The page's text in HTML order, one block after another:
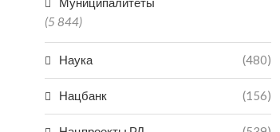
(5 844)
Наука (480)
Нацбанк (156)